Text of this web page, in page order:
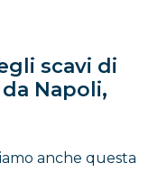
scavi di
Napoli,
anche questa